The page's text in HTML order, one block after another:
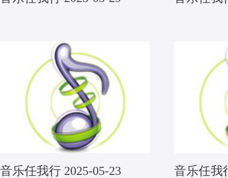
音乐任我行 2025-05-23 音乐任我